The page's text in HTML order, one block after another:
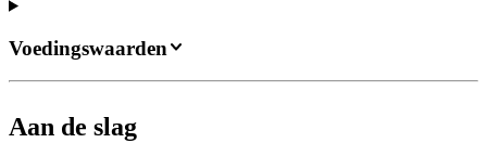
Aan de slag
Voedingswaarden